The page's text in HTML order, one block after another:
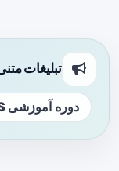
تبلیغات
دوره آموزشی ATLS